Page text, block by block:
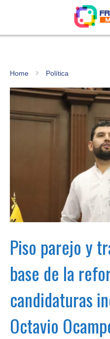
Home Política
Piso parejo y
base de la
candidaturas
Octavio